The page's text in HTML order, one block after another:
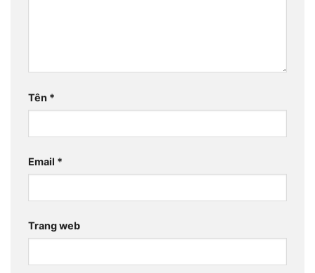
Tên *
Email *
Trang web